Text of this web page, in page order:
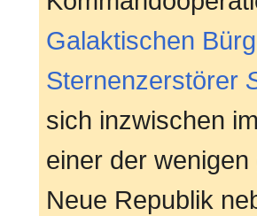
Galaktischen
Sternenzerstörer
sich inzwischen
einer der
Neue Republik